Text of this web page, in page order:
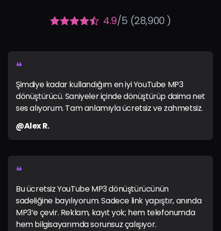
4.9/5 (28,900 )
❝
Şimdiye kadar kullandığım en iyi YouTube MP3
dönüştürücü. Saniyeler içinde dönüştürüp daima net
ses alıyorum. Tam anlamıyla ücretsiz ve zahmetsiz.
@Alex R.
❝
Bu ücretsiz YouTube MP3 dönüştürücünün
sadeliğine bayılıyorum. Sadece link yapıştır, anında
MP3’e çevir. Reklam, kayıt yok; hem telefonumda
hem bilgisayarımda sorunsuz çalışıyor.